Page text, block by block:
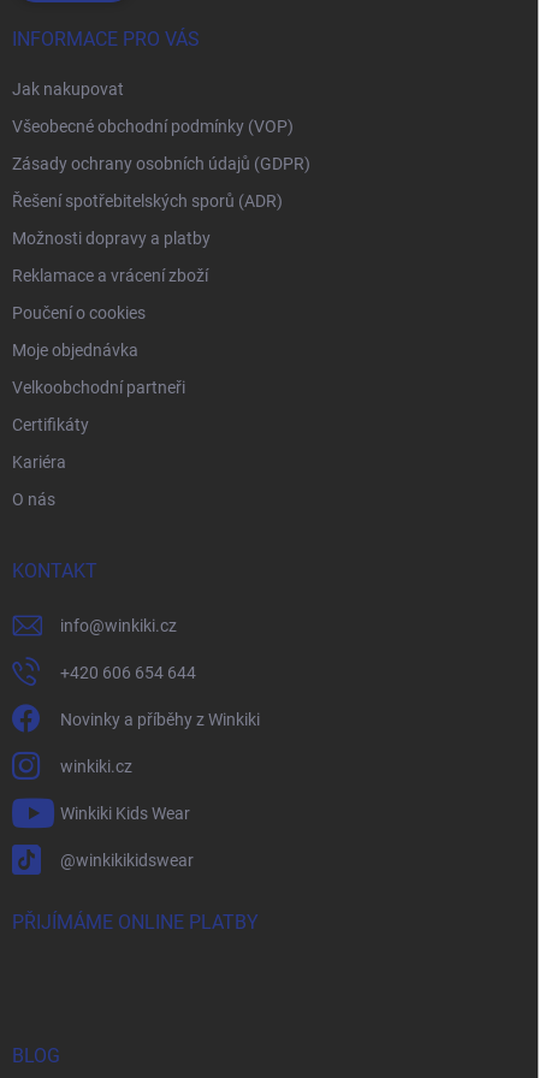
INFORMACE PRO VÁS
Jak nakupovat
Všeobecné obchodní podmínky (VOP)
Zásady ochrany osobních údajů (GDPR)
Řešení spotřebitelských sporů (ADR)
Možnosti dopravy a platby
Reklamace a vrácení zboží
Poučení o cookies
Moje objednávka
Velkoobchodní partneři
Certifikáty
Kariéra
O nás
KONTAKT
info@winkiki.cz
+420 606 654 644
Novinky a příběhy z Winkiki
winkiki.cz
Winkiki Kids Wear
@winkikikidswear
PŘIJÍMÁME ONLINE PLATBY
BLOG